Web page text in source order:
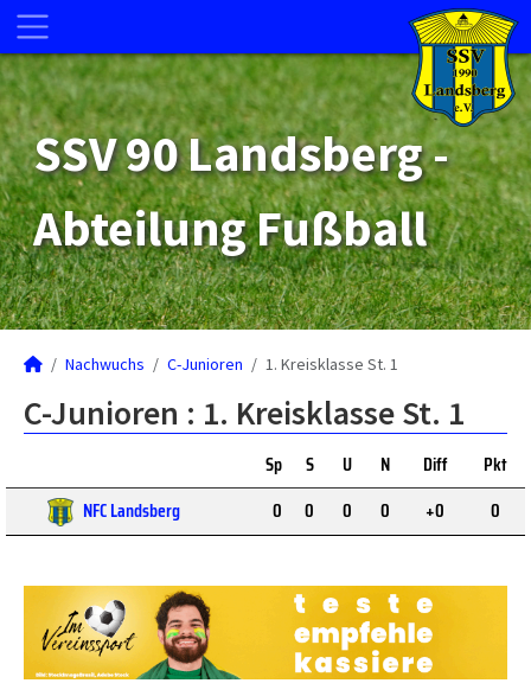
SSV 90 Landsberg -
Abteilung Fußball
Nachwuchs C-Junioren 1. Kreisklasse St. 1
C-Junioren : 1. Kreisklasse St. 1
Sp S U N Diff
Pkt
NFC Landsberg
0 0 0 0 +0 0